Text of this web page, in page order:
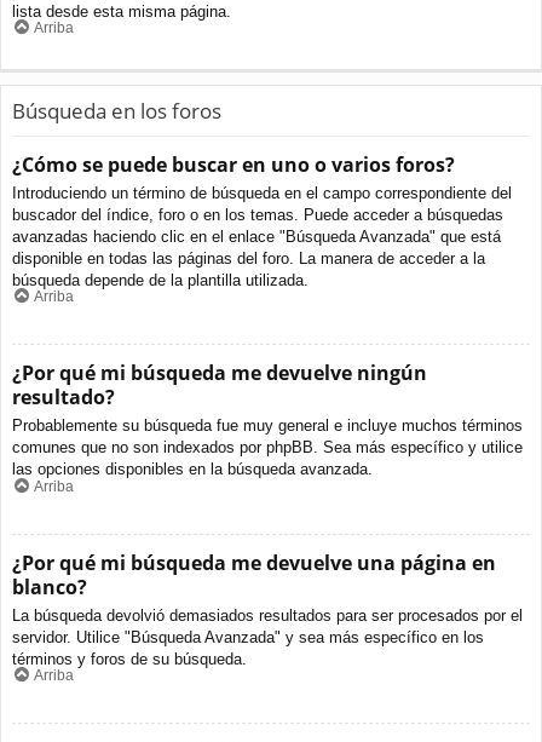
lista desde esta misma página.
Arriba
Búsqueda en los foros
¿Cómo se puede buscar en uno o varios foros?
Introduciendo un término de búsqueda en el campo correspondiente del
buscador del índice, foro o en los temas. Puede acceder a búsquedas
avanzadas haciendo clic en el enlace "Búsqueda Avanzada" que está
disponible en todas las páginas del foro. La manera de acceder a la
búsqueda depende de la plantilla utilizada.
Arriba
¿Por qué mi búsqueda me devuelve ningún
resultado?
Probablemente su búsqueda fue muy general e incluye muchos términos
comunes que no son indexados por phpBB. Sea más específico y utilice
las opciones disponibles en la búsqueda avanzada.
Arriba
¿Por qué mi búsqueda me devuelve una página en
blanco?
La búsqueda devolvió demasiados resultados para ser procesados por el
servidor. Utilice "Búsqueda Avanzada" y sea más específico en los
términos y foros de su búsqueda.
Arriba